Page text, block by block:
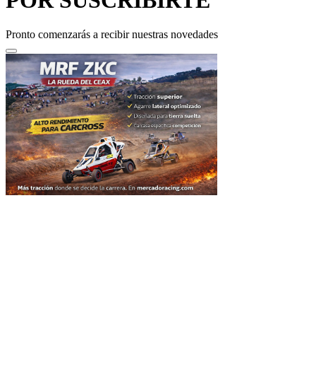
Pronto comenzarás a recibir nuestras novedades